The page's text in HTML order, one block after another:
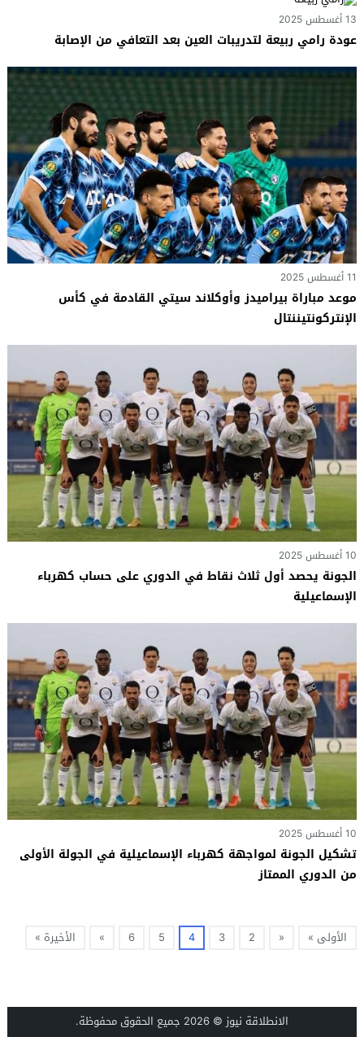
13 أغسطس 2025
عودة رامي ربيعة لتدريبات العين بعد التعافي من الإصابة
11 أغسطس 2025
موعد مباراة بيراميدز وأوكلاند سيتي القادمة في كأس
الإنتركونتيننتال
10 أغسطس 2025
الجونة يحصد أول ثلاث نقاط في الدوري على حساب كهرباء
الإسماعيلية
10 أغسطس 2025
تشكيل الجونة لمواجهة كهرباء الإسماعيلية في الجولة الأولى
من الدوري الممتاز
الأولى » «
2
3
4
5
6
» الأخيرة »
الانطلاقة نيوز © 2026 جميع الحقوق محفوظة.